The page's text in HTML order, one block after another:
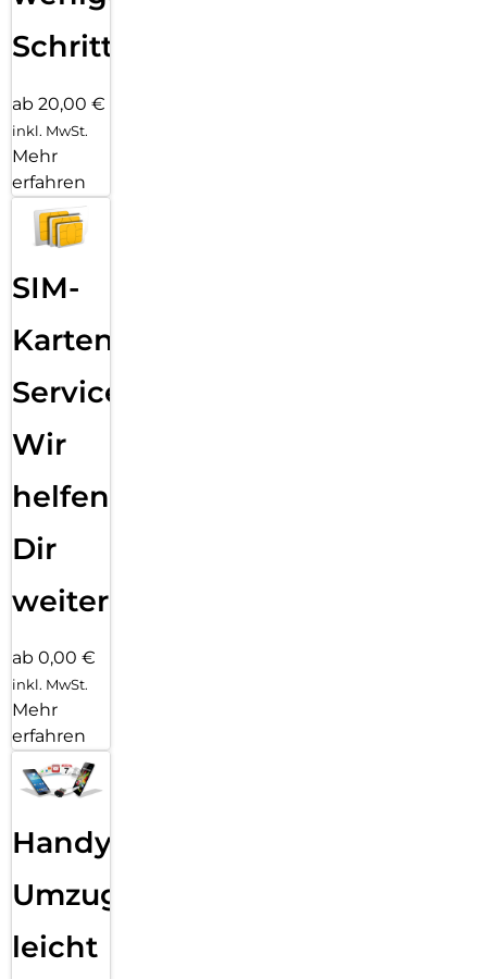
Schritten
ab 20,00 €
inkl. MwSt.
Mehr
erfahren
SIM-
Karten
Service:
Wir
helfen
Dir
weiter
ab 0,00 €
inkl. MwSt.
Mehr
erfahren
Handy
Umzug
leicht